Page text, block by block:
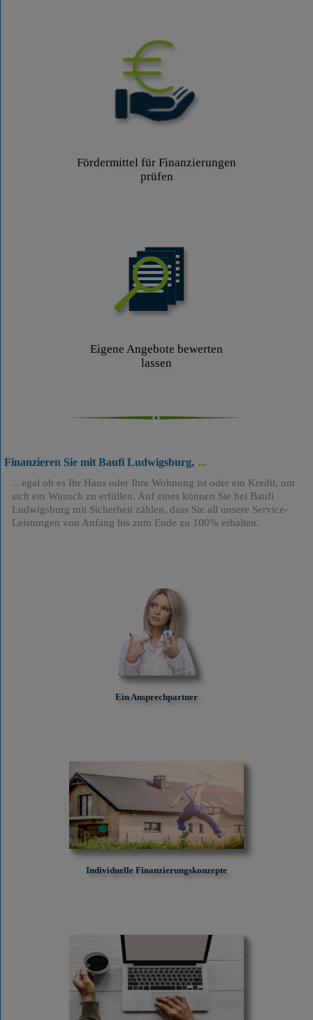
Fördermittel für Finanzierungen
prüfen
Eigene Angebote bewerten
lassen
Finanzieren Sie mit Baufi Ludwigsburg,
egal ob es Ihr Haus oder Ihre Wohnung ist oder ein Kredit, um
sich ein Wunsch zu erfüllen. Auf eines können Sie bei Baufi
Ludwigsburg mit Sicherheit zählen, dass Sie all unsere Service-
Leistungen von Anfang bis zum Ende zu 100% erhalten.
Ein Ansprechpartner
Individuelle Finanzierungskonzepte